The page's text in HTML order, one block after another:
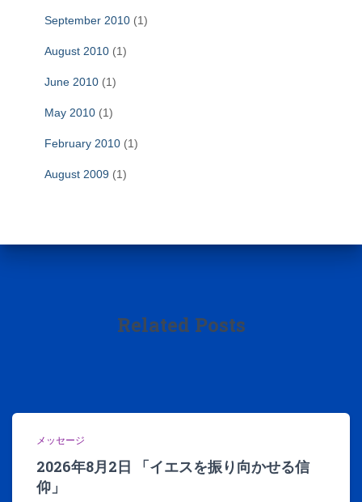
September 2010 (1)
August 2010 (1)
June 2010 (1)
May 2010 (1)
February 2010 (1)
August 2009 (1)
Related Posts
メッセージ
2026年8月2日 「イエスを振り向かせる信
仰」